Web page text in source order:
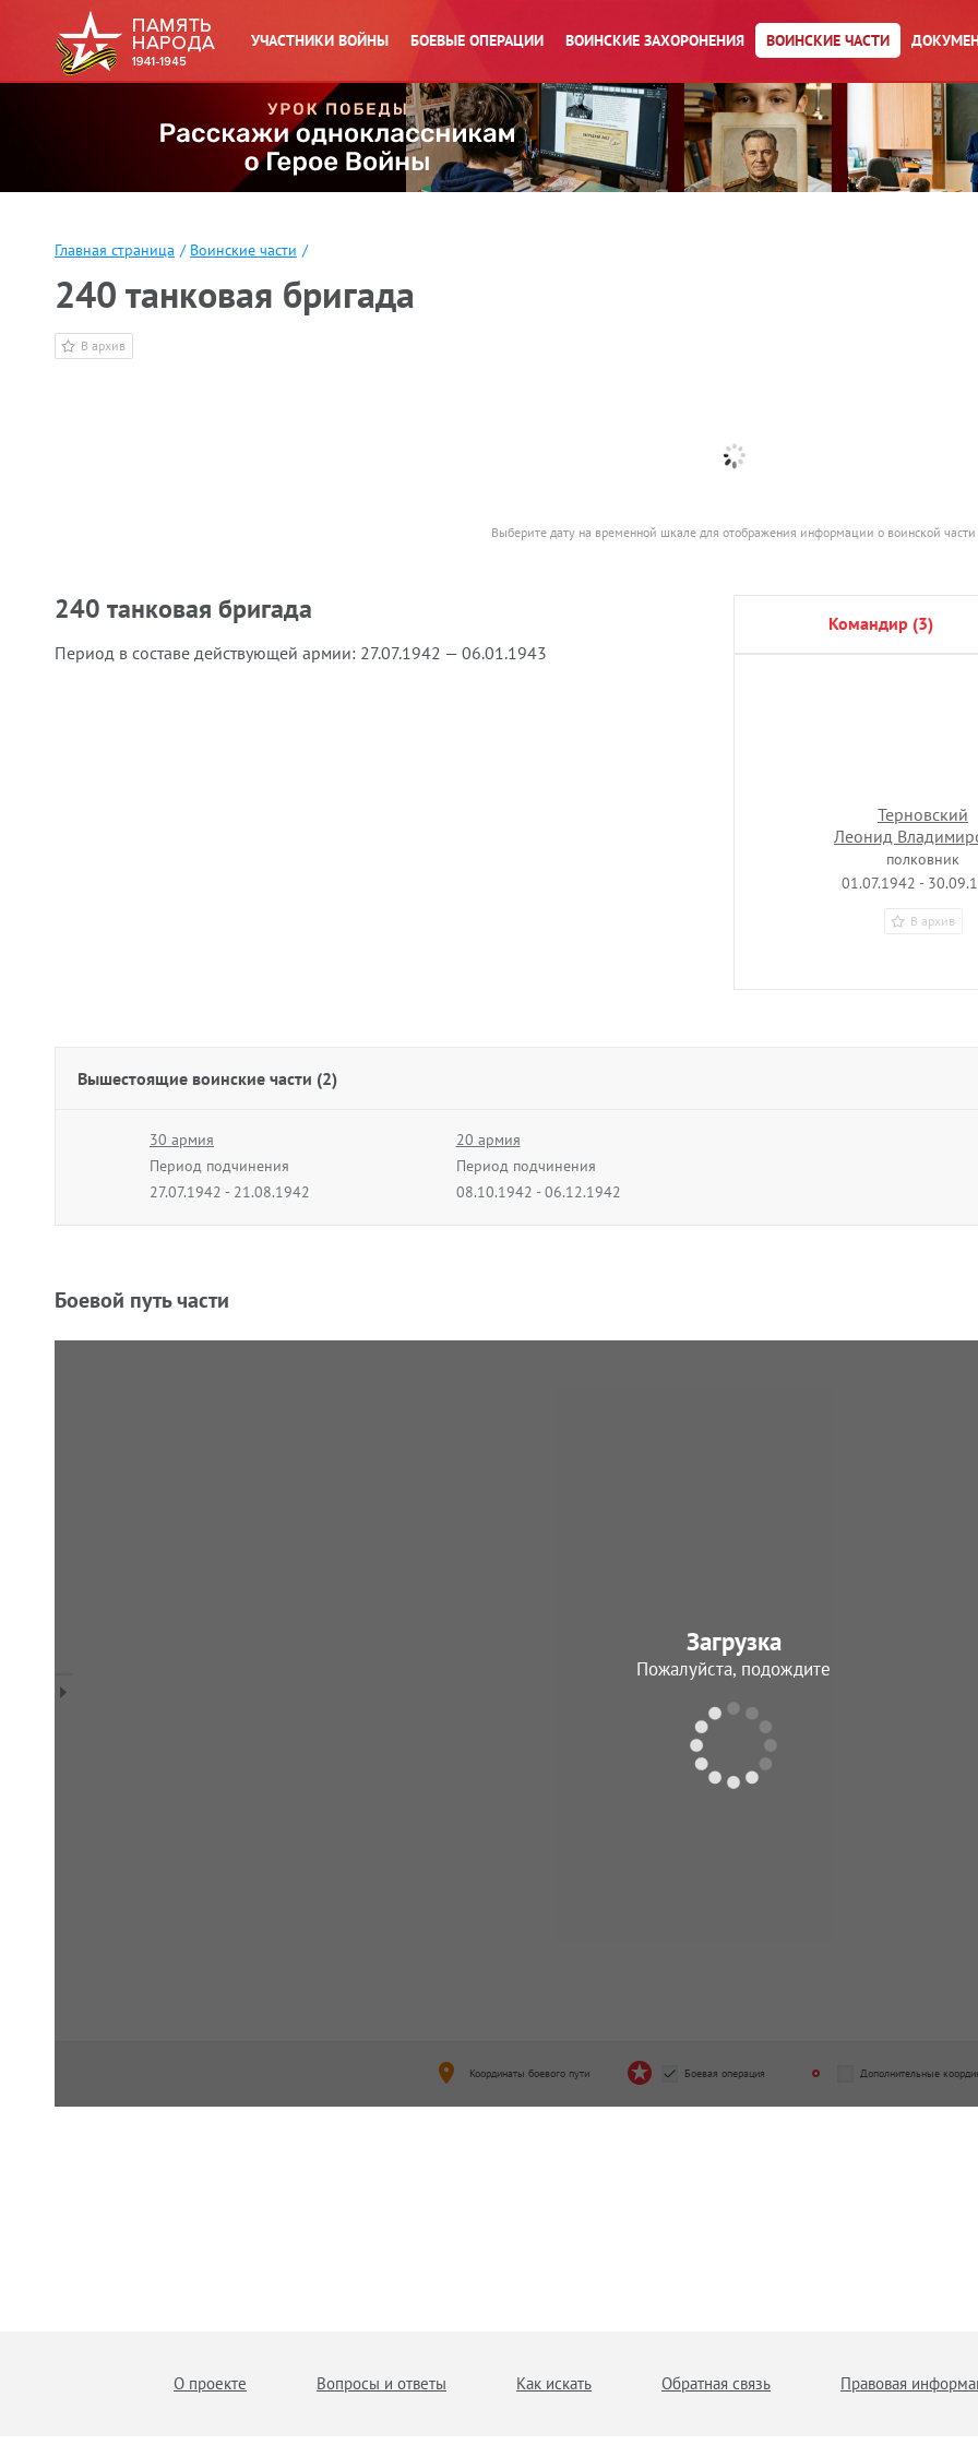
УЧАСТНИКИ ВОЙНЫ БОЕВЫЕ ОПЕРАЦИИ ВОИНСКИЕ ЗАХОРОНЕНИЯ ВОИНСКИЕ ЧАСТИ
Главная страница / Воинские части /
240 танковая бригада
В архив
Выберите дату на временной шкале для отображения информации о воинской части
240 танковая бригада
Период в составе действующей армии: 27.07.1942 — 06.01.1943
командир (3)
Терновский
Леонид
полковник
01.07.1942 -
В архив
Вышестоящие воинские части (2)
30 армия
Период подчинения
27.07.1942 - 21.08.1942
20 армия
Период подчинения
08.10.1942 - 06.12.1942
Боевой путь части
Координаты боевого пути Боевая операция Дополнительные
Загрузка
Пожалуйста, подождите
О проекте Вопросы и ответы Как искать Обратная связь Правовая